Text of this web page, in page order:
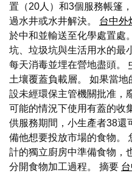
置（20人）和3個服務帳篷
過水井或水井解決。 台中外
於中和並輸送至化學處置處
坑、垃圾坑與生活用水的最
每天消毒並埋在營地盡頭。
土壤覆蓋負載層。 如果當
設未經環保主管機關批准，
可能的情況下使用有蓋的收
供服務期間，小生產者38還
備他想要投放市場的食物。
計的獨立廚房中準備食物，
分開食物加工過程。 摘要